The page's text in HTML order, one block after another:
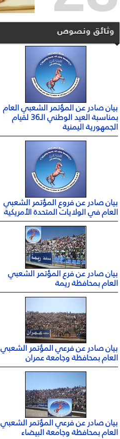
وثائق ونصوص
بيان صادر عن المؤتمر الشعبي العام
بمناسبة العيد الوطني الـ36 لقيام
الجمهورية اليمنية
بيان صادر عن فروع المؤتمر الشعبي
العام في الولايات المتحدة الأمريكية
بيان صادر عن فرع المؤتمر الشعبي
العام بمحافظة ريمة
بيان صادر عن فرعي المؤتمر الشعبي
العام بمحافظة وجامعة عمران
بيان صادر عن فرعي المؤتمر الشعبي
العام بمحافظة وجامعة البيضاء